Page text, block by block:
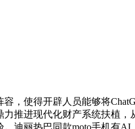
使得开辟人员能够将
推进现代化财产系统扶植
迪丽热巴同款moto手机有AI